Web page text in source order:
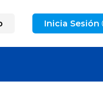
Inicia Sesión